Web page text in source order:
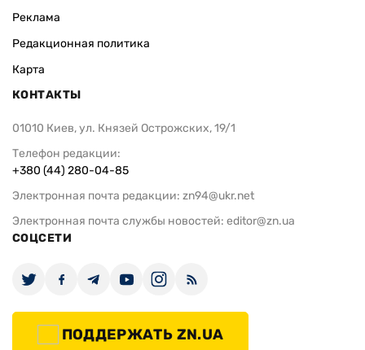
Реклама
Редакционная политика
Карта
КОНТАКТЫ
01010 Киев, ул. Князей Острожских, 19/1
Телефон редакции:
+380 (44) 280-04-85
Электронная почта редакции: zn94@ukr.net
Электронная почта службы новостей: editor@zn.ua
СОЦСЕТИ
ПОДДЕРЖАТЬ ZN.UA